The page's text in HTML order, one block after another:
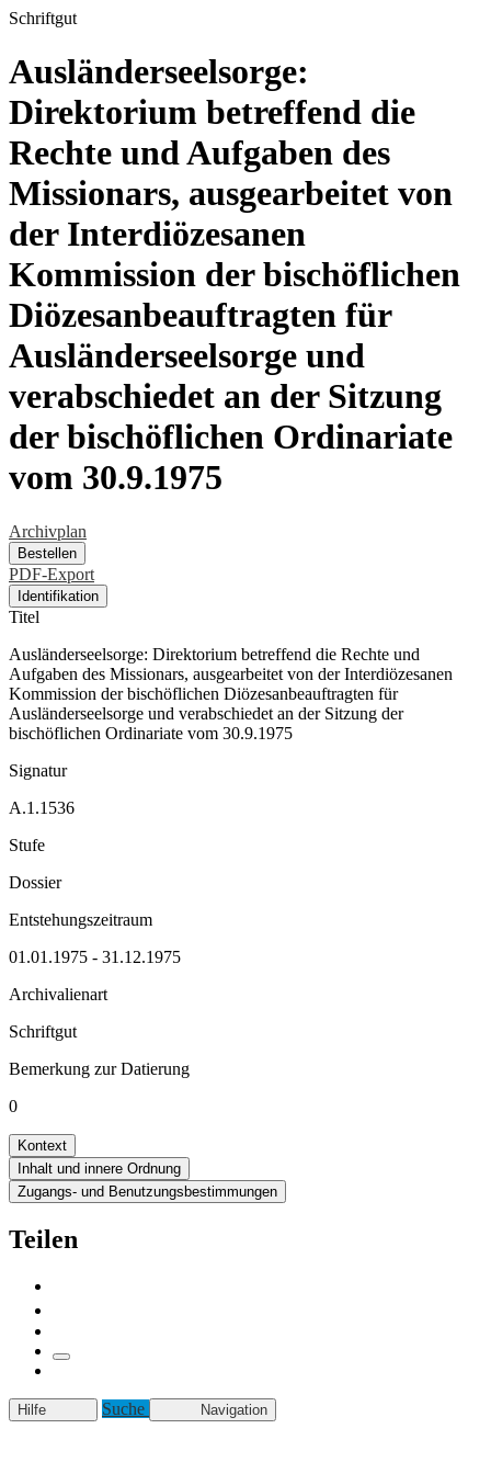
Schriftgut
Ausländerseelsorge:
Direktorium betreffend die
Rechte und Aufgaben des
Missionars, ausgearbeitet von
der Interdiözesanen
Kommission der bischöflichen
Diözesanbeauftragten für
Ausländerseelsorge und
verabschiedet an der Sitzung
der bischöflichen Ordinariate
vom 30.9.1975
Archivplan
Bestellen
PDF-Export
Identifikation
Titel
Ausländerseelsorge: Direktorium betreffend die Rechte und
Aufgaben des Missionars, ausgearbeitet von der Interdiözesanen
Kommission der bischöflichen Diözesanbeauftragten für
Ausländerseelsorge und verabschiedet an der Sitzung der
bischöflichen Ordinariate vom 30.9.1975
Signatur
A.1.1536
Stufe
Dossier
Entstehungszeitraum
01.01.1975 - 31.12.1975
Archivalienart
Schriftgut
Bemerkung zur Datierung
0
Kontext
Inhalt und innere Ordnung
Zugangs- und Benutzungsbestimmungen
Teilen
Hilfe Suche Navigation